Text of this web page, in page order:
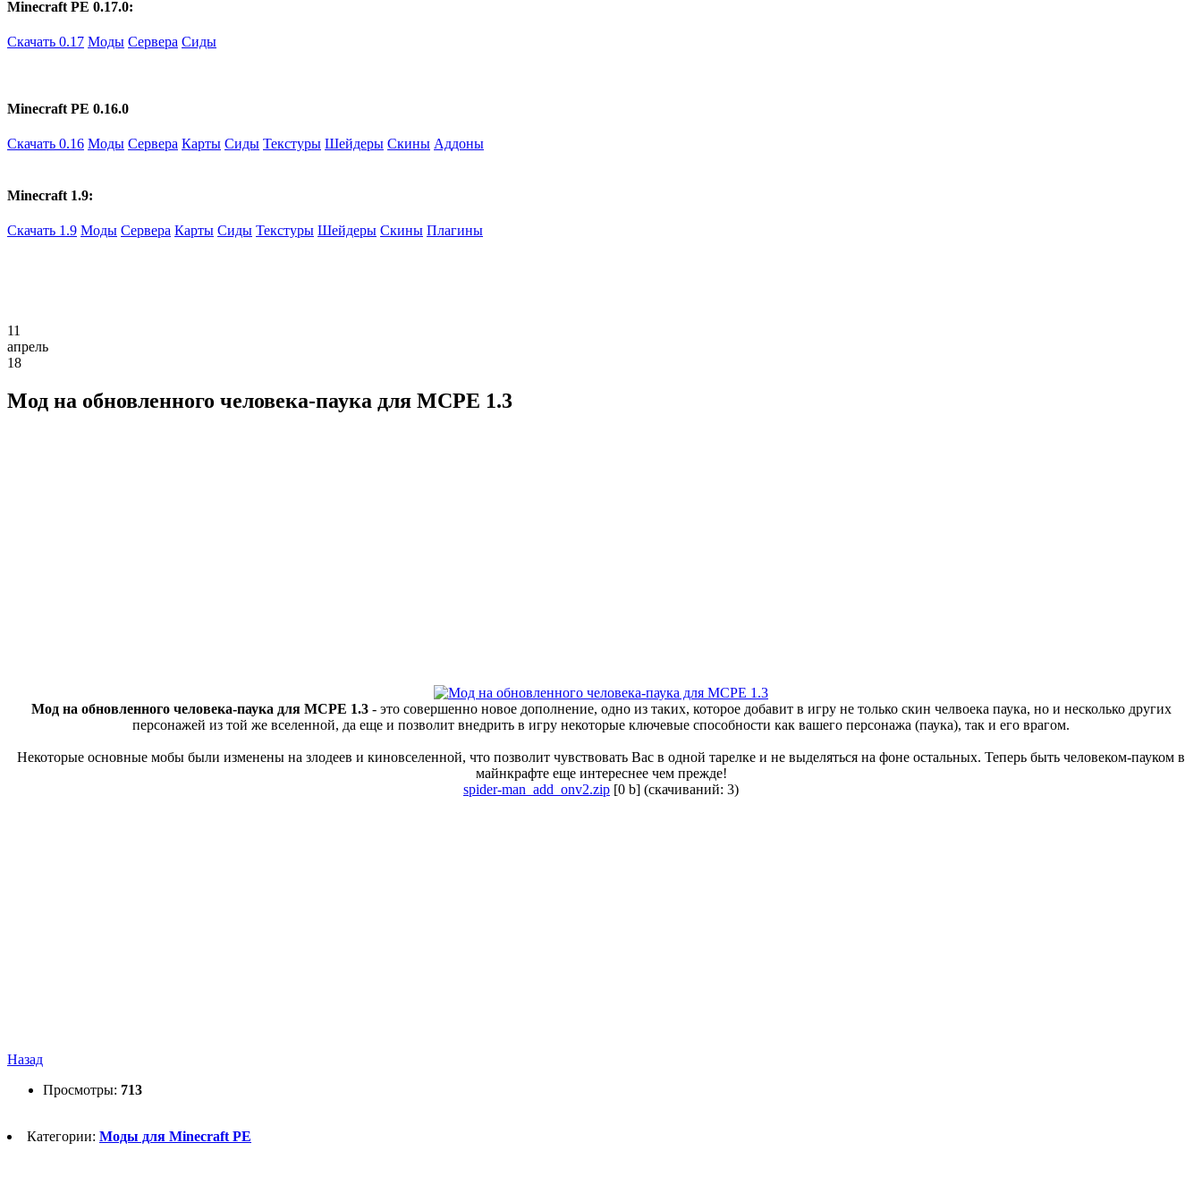
Minecraft PE 0.17.0:
Скачать 0.17 Моды Сервера Сиды
Minecraft PE 0.16.0
Скачать 0.16 Моды Сервера Карты Сиды Текстуры Шейдеры Скины Аддоны
Minecraft 1.9:
Скачать 1.9 Моды Сервера Карты Сиды Текстуры Шейдеры Скины Плагины
11
апрель
18
Мод на обновленного человека-паука для MCPE 1.3
Мод на обновленного человека-паука для MCPE 1.3- это совершенно новое дополнение, одно из таких, которое добавит в игру не только скин челвоека паука, но и несколько других
персонажей из той же вселенной, да еще и позволит внедрить в игру некоторые ключевые способности как вашего персонажа (паука), так и его врагом.
Некоторые основные мобы были изменены на злодеев и киновселенной, что позволит чувствовать Вас в одной тарелке и не выделяться на фоне остальных. Теперь быть человеком-пауком в
майнкрафте еще интереснее чем прежде!
spider-man_add_onv2.zip [0 b] (cкачиваний: 3)
Назад
Просмотры: 713
Категории: Моды для Minecraft PE